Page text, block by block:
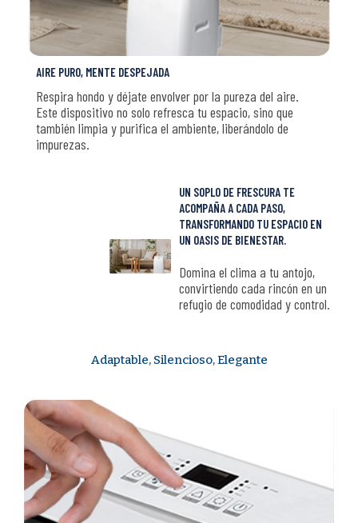
AIRE PURO, MENTE DESPEJADA
Respira hondo y déjate envolver por la pureza del aire.
Este dispositivo no solo refresca tu espacio, sino que
también limpia y purifica el ambiente, liberándolo de
impurezas.
UN SOPLO DE FRESCURA TE
ACOMPAÑA A CADA PASO,
TRANSFORMANDO TU ESPACIO EN
UN OASIS DE BIENESTAR.
Domina el clima a tu antojo,
convirtiendo cada rincón en un
refugio de comodidad y control.
Adaptable, Silencioso, Elegante